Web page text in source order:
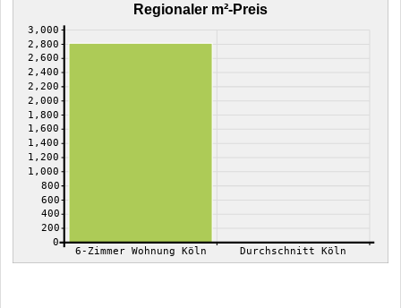
Regionaler m²-Preis
0
200
400
600
800
1,000
1,200
1,400
1,600
1,800
2,000
2,200
2,400
2,600
2,800
3,000
6-Zimmer Wohnung Köln Durchschnitt Köln